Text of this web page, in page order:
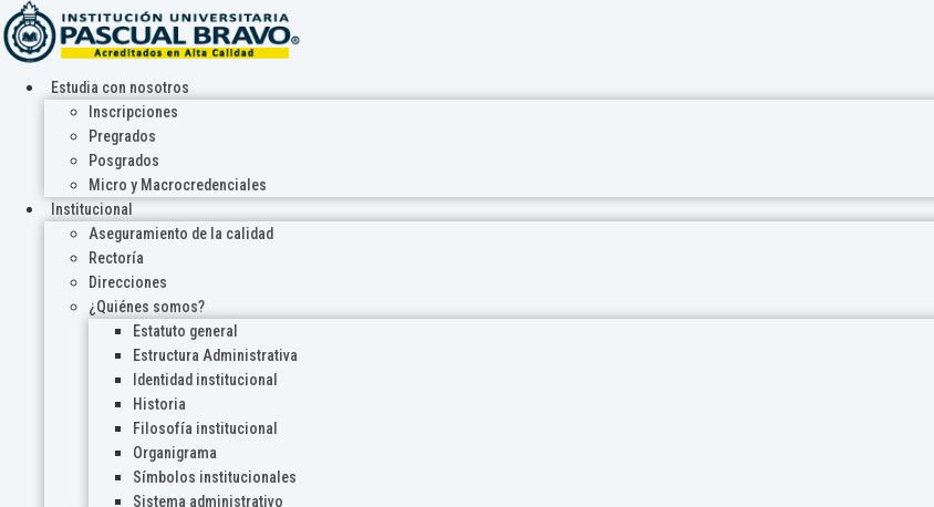
Estudia con nosotros
Inscripciones
Pregrados
Posgrados
Micro y Macrocredenciales
Institucional
Aseguramiento de la calidad
Rectoría
Direcciones
¿Quiénes somos?
Estatuto general
Estructura Administrativa
Identidad institucional
Historia
Filosofía institucional
Organigrama
Símbolos institucionales
Sistema administrativo